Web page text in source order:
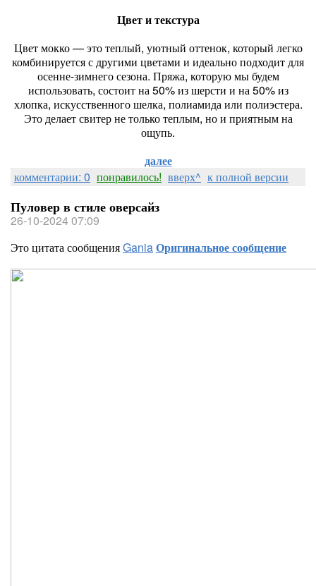
Цвет и текстура
Цвет мокко — это теплый, уютный оттенок, который легко
комбинируется с другими цветами и идеально подходит для
осенне-зимнего сезона. Пряжа, которую мы будем
использовать, состоит на 50% из шерсти и на 50% из
хлопка, искусственного шелка, полиамида или полиэстера.
Это делает свитер не только теплым, но и приятным на
ощупь.
далее
комментарии: 0 понравилось! вверх^ к полной версии
Пуловер в стиле оверсайз
26-10-2024 07:09
Это цитата сообщенияGaniaОригинальное сообщение